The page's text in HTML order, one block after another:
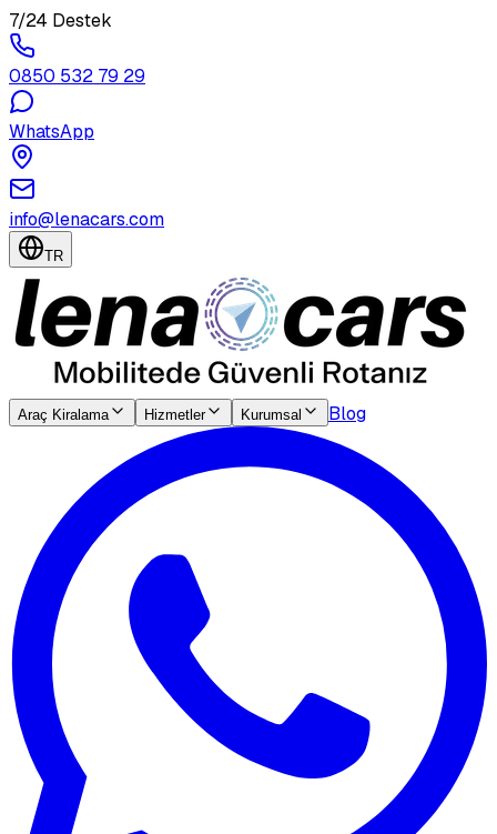
7/24 Destek
0850 532 79 29
WhatsApp
info@lenacars.com
TR
Araç Kiralama Hizmetler Kurumsal Blog